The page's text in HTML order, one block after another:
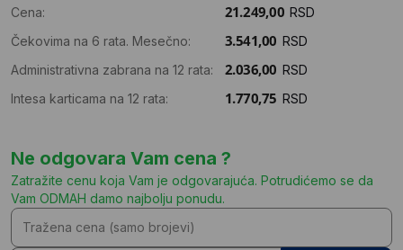
Cena:
RSD
Čekovima na 6 rata. Mesečno:
RSD
Administrativna zabrana na 12 rata:
RSD
Intesa karticama na 12 rata:
RSD
Ne odgovara Vam cena ?
Zatražite cenu koja Vam je odgovarajuća. Potrudićemo se da
Vam ODMAH damo najbolju ponudu.